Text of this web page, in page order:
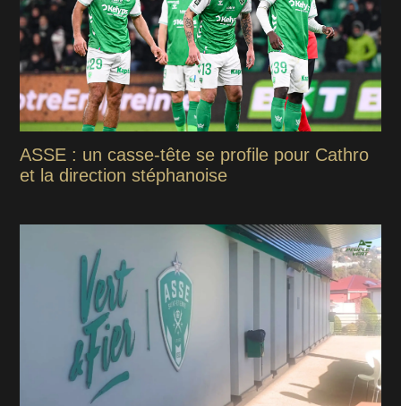
ASSE : un casse-tête se profile pour Cathro
et la direction stéphanoise